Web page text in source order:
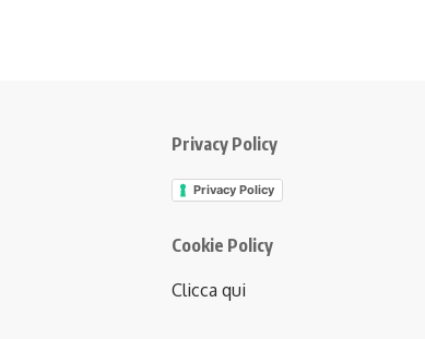
Privacy Policy
Privacy Policy
Cookie Policy
Clicca qui